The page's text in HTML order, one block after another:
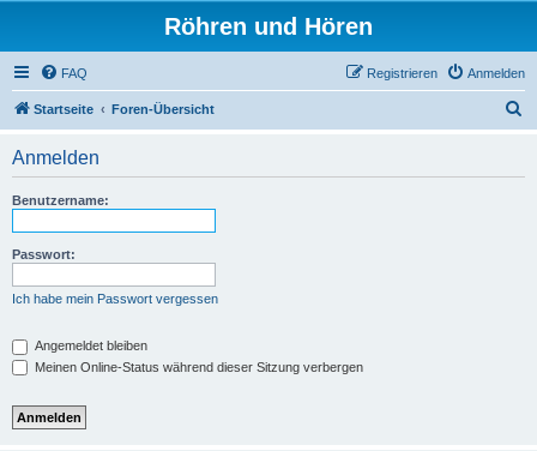
Röhren und Hören
FAQ Anmelden
Registrieren
Startseite Foren-Übersicht
Anmelden
Benutzername:
Passwort:
Ich habe mein Passwort vergessen
Angemeldet bleiben
Meinen Online-Status während dieser Sitzung verbergen